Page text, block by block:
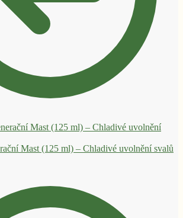
Mast (125 ml) – Chladivé uvolnění svalů